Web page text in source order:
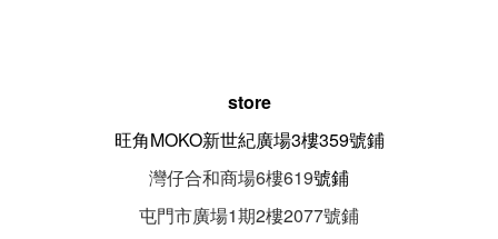
store
旺角MOKO新世紀廣場3樓359號鋪
灣仔合和商場6樓619號鋪
屯門市廣場1期2樓2077號鋪